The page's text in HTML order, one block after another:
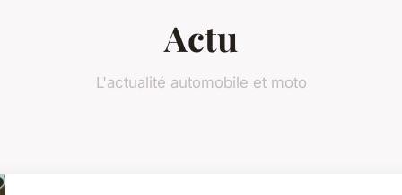
Actu
L'actualité automobile et moto